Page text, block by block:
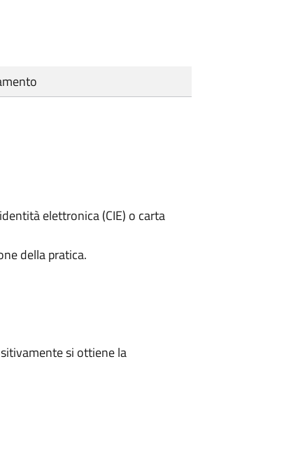
elettronica (CIE) o carta
della pratica.
si ottiene la